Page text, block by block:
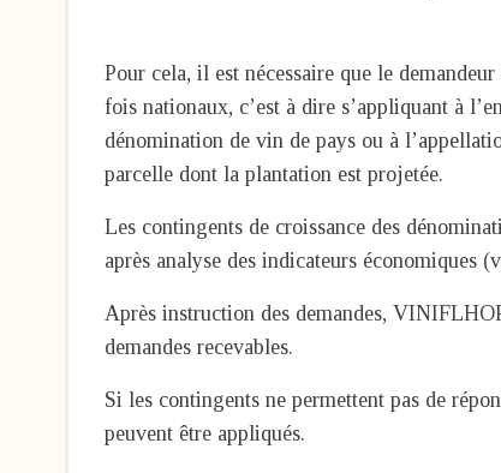
Pour cela, il est nécessaire que le
fois nationaux, c’est à dire s’appliquant à
dénomination de vin de pays ou à
parcelle dont la plantation est projetée.
Les contingents de croissance des
après analyse des indicateurs économiques
Après instruction des demandes,
demandes recevables.
Si les contingents ne permettent pas de
peuvent être appliqués.